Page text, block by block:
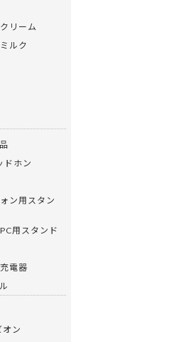
リーム
ルク
ホン
ン用スタン
用スタンド
電器
ン